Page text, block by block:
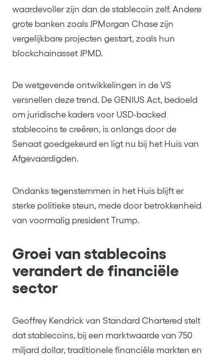
waardevoller zijn dan de stablecoin zelf. Andere
grote banken zoals JPMorgan Chase zijn
vergelijkbare projecten gestart, zoals hun
blockchainasset JPMD.
De wetgevende ontwikkelingen in de VS
versnellen deze trend. De GENIUS Act, bedoeld
om juridische kaders voor USD-backed
stablecoins te creëren, is onlangs door de
Senaat goedgekeurd en ligt nu bij het Huis van
Afgevaardigden.
Ondanks tegenstemmen in het Huis blijft er
sterke politieke steun, mede door betrokkenheid
van voormalig president Trump.
Groei van stablecoins
verandert de financiële
sector
Geoffrey Kendrick van Standard Chartered stelt
dat stablecoins, bij een marktwaarde van 750
miljard dollar, traditionele financiële markten en